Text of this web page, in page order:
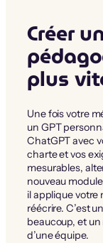
Créer
plus
Une fois votre
un GPT
ChatGPT avec
charte et vos
mesurables,
nouveau
il applique votre
réécrire. C’est
beaucoup, et
d’une équipe.